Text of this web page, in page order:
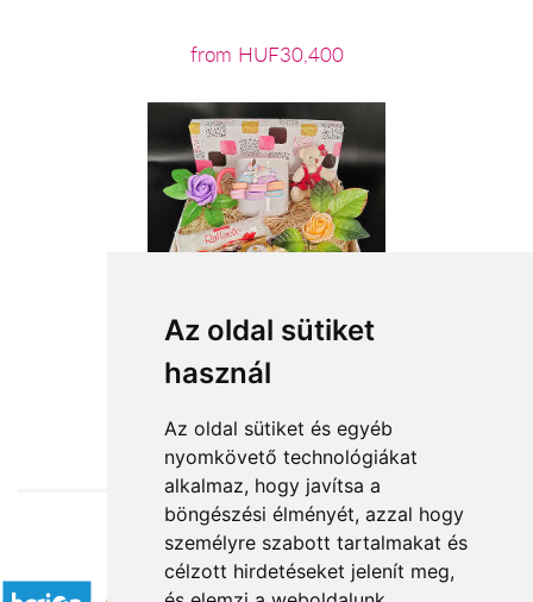
Az oldal sütiket
használ
Az oldal sütiket és egyéb
nyomkövető technológiákat
alkalmaz, hogy javítsa a
böngészési élményét, azzal hogy
személyre szabott tartalmakat és
célzott hirdetéseket jelenít meg,
from HUF30,400
Accepted payment methods